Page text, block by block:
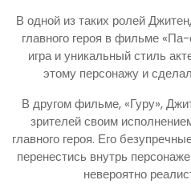
В одной из таких ролей
главного героя в фильме
игра и уникальный стиль
этому персонажу и
В другом фильме, «Гуру»,
зрителей своим
главного героя. Его
перенестись внутрь
невероятно